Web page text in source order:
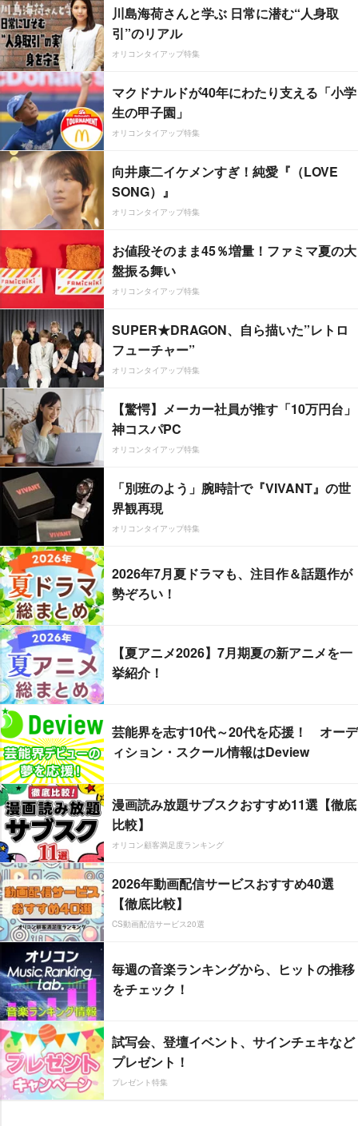
川島海荷さんと学ぶ 日常に潜む“人身取
引”のリアル
オリコンタイアップ特集
マクドナルドが40年にわたり支える「小学
生の甲子園」
オリコンタイアップ特集
向井康二イケメンすぎ！純愛『（LOVE
SONG）』
オリコンタイアップ特集
お値段そのまま45％増量！ファミマ夏の大
盤振る舞い
オリコンタイアップ特集
SUPER★DRAGON、自ら描いた”レトロ
フューチャー”
オリコンタイアップ特集
【驚愕】メーカー社員が推す「10万円台」
神コスパPC
オリコンタイアップ特集
「別班のよう」腕時計で『VIVANT』の世
界観再現
オリコンタイアップ特集
2026年7月夏ドラマも、注目作＆話題作が
勢ぞろい！
【夏アニメ2026】7月期夏の新アニメを一
挙紹介！
芸能界を志す10代～20代を応援！ オーデ
ィション・スクール情報はDeview
漫画読み放題サブスクおすすめ11選【徹底
比較】
オリコン顧客満足度ランキング
2026年動画配信サービスおすすめ40選
【徹底比較】
CS動画配信サービス20選
毎週の音楽ランキングから、ヒットの推移
をチェック！
試写会、登壇イベント、サインチェキなど
プレゼント！
プレゼント特集